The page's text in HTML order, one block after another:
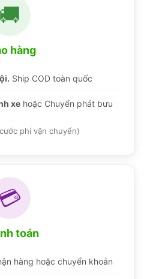
🚚
hàng
Ship COD toàn quốc
xe hoặc Chuyển phát bưu
phí vận chuyển)
💳
toán
hàng hoặc chuyển khoản